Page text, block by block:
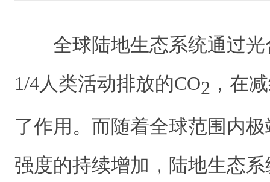
全球陆地生态系统通过
1/4人类活动排放的CO2 ，在
了作用。而随着全球范围内
强度的持续增加，陆地生态系